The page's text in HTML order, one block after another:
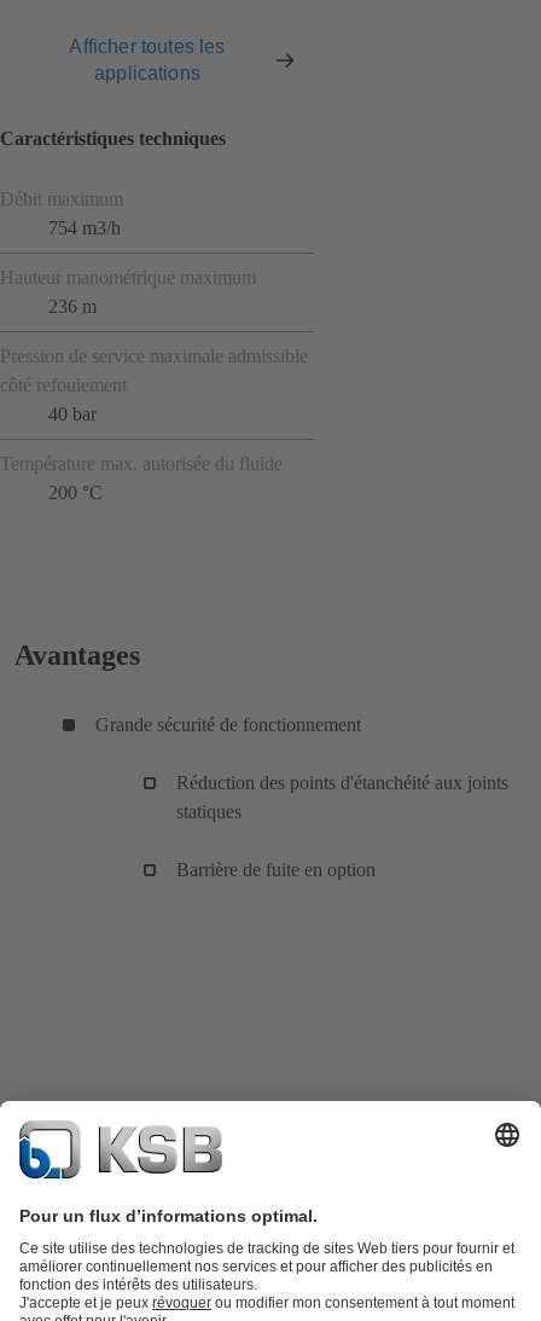
Afficher toutes les
applications
Caractéristiques techniques
Débit maximum
754 m3/h
Hauteur manométrique maximum
236 m
Pression de service maximale admissible
côté refoulement
40 bar
Température max. autorisée du fluide
200 °C
Avantages
Grande sécurité de fonctionnement
Réduction des points d'étanchéité aux joints
statiques
Barrière de fuite en option